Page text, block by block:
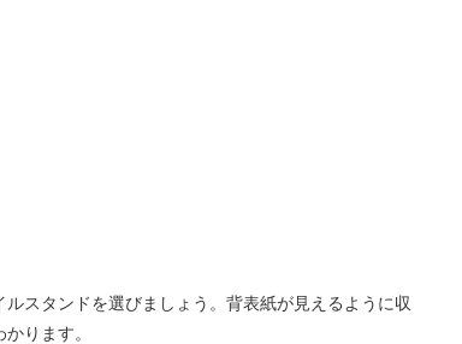
ルスタンドを選びましょう。背表紙が見えるように収
ります。